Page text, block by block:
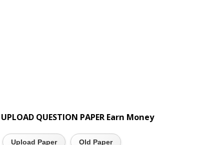
UPLOAD QUESTION PAPER Earn Money
Upload Paper Old Paper